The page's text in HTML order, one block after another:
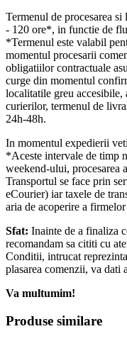
Termenul de procesarea
- 120 ore*, in functie de
*Termenul este valabil
momentul procesarii
obligatiilor contractuale
curge din momentul
localitatile greu
curierilor, termenul de
24h-48h.
In momentul expedierii
*Aceste intervale de timp
weekend-ului, procesarea
Transportul se face prin
eCourier) iar taxele de
aria de acoperire a
Sfat: Inainte de a finaliza
recomandam sa cititi cu
Conditii, intrucat
plasarea comenzii, va dati
Va multumim!
Produse similare